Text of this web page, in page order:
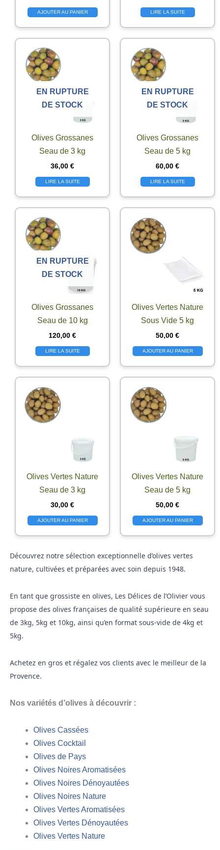
AJOUTER AU PANIER LIRE LA SUITE
EN RUPTURE
DE STOCK
Olives Grossanes
Seau de 3 kg
36,00 €
LIRE LA SUITE
EN RUPTURE
DE STOCK
Olives Grossanes
Seau de 5 kg
60,00 €
LIRE LA SUITE
EN RUPTURE
DE STOCK
Olives Grossanes
Seau de 10 kg
120,00 €
LIRE LA SUITE
Olives Vertes Nature
Sous Vide 5 kg
50,00 €
AJOUTER AU PANIER
Olives Vertes Nature
Seau de 3 kg
30,00 €
AJOUTER AU PANIER
Olives Vertes Nature
Seau de 5 kg
50,00 €
AJOUTER AU PANIER
Découvrez notre sélection exceptionnelle d’olives vertes
nature, cultivées et préparées avec soin depuis 1948.
En tant que grossiste en olives, Les Délices de l’Olivier vous
propose des olives françaises de qualité supérieure en seau
de 3kg, 5kg et 10kg, ainsi qu’en format sous-vide de 4kg et
5kg.
Achetez en gros et régalez vos clients avec le meilleur de la
Provence.
Nos variétés d’olives à découvrir :
Olives Cassées
Olives Cocktail
Olives de Pays
Olives Noires Aromatisées
Olives Noires Dénoyautées
Olives Noires Nature
Olives Vertes Aromatisées
Olives Vertes Dénoyautées
Olives Vertes Nature